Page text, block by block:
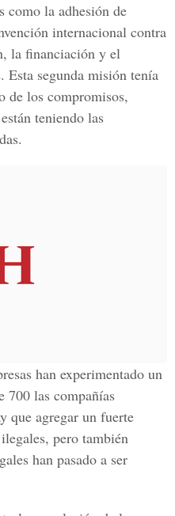
como la adhesión de
internacional contra
la financiación y el
Esta segunda misión tenía
de los compromisos,
teniendo las
han experimentado un
700 las compañías
que agregar un fuerte
pero también
han pasado a ser